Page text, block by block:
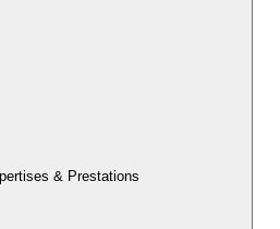
& Prestations